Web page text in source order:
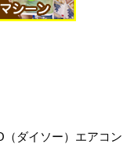
（ダイソー）エアコン